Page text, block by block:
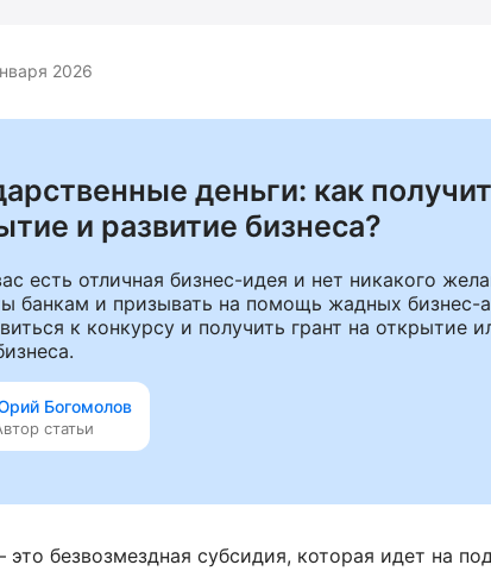
2026
деньги: как
и развитие бизнеса?
есть отличная бизнес-идея и нет никакого
банкам и призывать на помощь жадных бизнес-
к конкурсу и получить грант на открытие
Богомолов
статьи
это безвозмездная субсидия, которая идет на